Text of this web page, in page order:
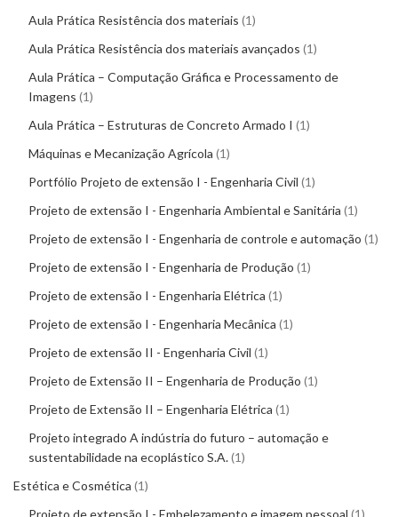
Aula Prática Resistência dos materiais 1
Aula Prática Resistência dos materiais avançados 1
Aula Prática – Computação Gráfica e Processamento de
Imagens 1
Aula Prática – Estruturas de Concreto Armado I 1
Máquinas e Mecanização Agrícola 1
Portfólio Projeto de extensão I - Engenharia Civil 1
Projeto de extensão I - Engenharia Ambiental e Sanitária 1
Projeto de extensão I - Engenharia de controle e automação 1
Projeto de extensão I - Engenharia de Produção 1
Projeto de extensão I - Engenharia Elétrica 1
Projeto de extensão I - Engenharia Mecânica 1
Projeto de extensão II - Engenharia Civil 1
Projeto de Extensão II – Engenharia de Produção 1
Projeto de Extensão II – Engenharia Elétrica 1
Projeto integrado A indústria do futuro – automação e
sustentabilidade na ecoplástico S.A. 1
Estética e Cosmética 1
Projeto de extensão I - Embelezamento e imagem pessoal 1